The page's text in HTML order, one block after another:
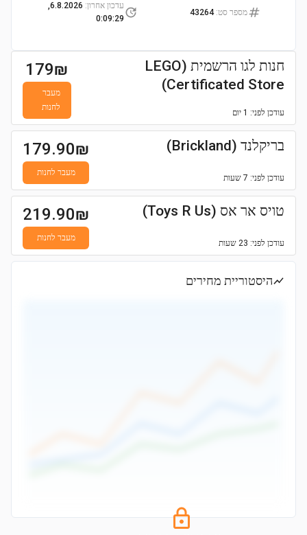
מספר סט:
43264
עדכון אחרון:
6.8.2026,
0:09:29
חנות לגו הרשמית (LEGO
Certificated Store)
עודכן לפני: 1 יום
179₪
מעבר
לחנות
בריקלנד (Brickland)
עודכן לפני: 7 שעות
179.90₪
מעבר לחנות
טויס אר אס (Toys R Us)
עודכן לפני: 23 שעות
219.90₪
מעבר לחנות
היסטוריית מחירים